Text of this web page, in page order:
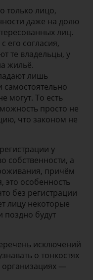
только лицо,
даже на долю
лиц.
его согласия,
те владельцы, у
жильё.
лишь
могут. То есть
просто не
что законом не
у
собственности, а
причём
особенность
без регистрации
лицу некоторые
поздно будут
исключений
о тонкостях
организациях —